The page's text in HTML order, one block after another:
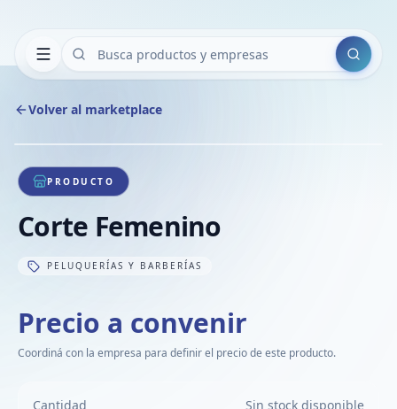
Buscar
Volver al marketplace
1/1
PRODUCTO
Corte Femenino
PELUQUERÍAS Y BARBERÍAS
Precio a convenir
Coordiná con la empresa para definir el precio de este producto.
Cantidad Sin stock disponible